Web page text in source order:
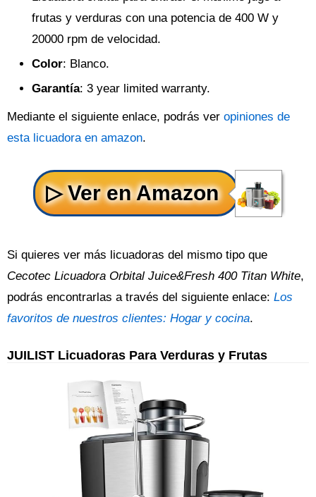
frutas y verduras con una potencia de 400 W y
20000 rpm de velocidad.
Color: Blanco.
Garantía: 3 year limited warranty.
Mediante el siguiente enlace, podrás ver opiniones de
esta licuadora en amazon.
Si quieres ver más licuadoras del mismo tipo que
Cecotec Licuadora Orbital Juice&Fresh 400 Titan White,
podrás encontrarlas a través del siguiente enlace: Los
favoritos de nuestros clientes: Hogar y cocina.
JUILIST Licuadoras Para Verduras y Frutas